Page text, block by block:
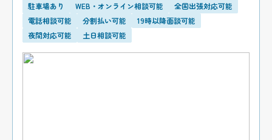
駐車場あり
WEB・オンライン相談可能
全国出張対応可能
電話相談可能
分割払い可能
19時以降面談可能
夜間対応可能
土日相談可能